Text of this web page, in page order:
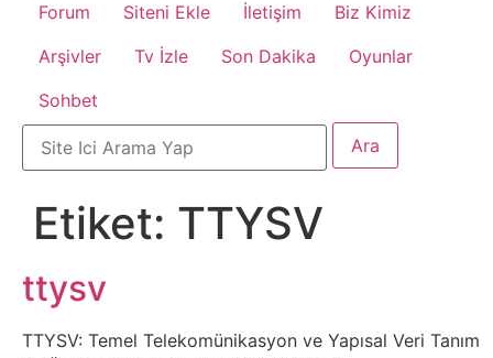
Kaydır
Android
Apk
Arabalar
Bankacılık
Belgesel
Forum Siteni Ekle İletişim
Biz Kimiz
Arşivler
Tv İzle Son Dakika
Oyunlar
Sohbet
Etiket: TTYSV
ttysv
TTYSV: Temel Telekomünikasyon ve Yapısal Veri Tanım